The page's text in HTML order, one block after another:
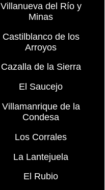
Villanueva del Río y
Minas
Castilblanco de los
Arroyos
Cazalla de la Sierra
El Saucejo
Villamanrique de la
Condesa
Los Corrales
La Lantejuela
El Rubio